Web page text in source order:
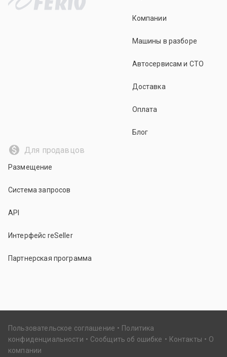
Компании
Машины в разборе
Автосервисам и СТО
Доставка
Оплата
Блог
Для продавцов
Размещение
Система запросов
API
Интерфейс reSeller
Партнерская программа
Пользовательское соглашение
Политика
конфиденциальности
Сообщить об ошибке Контакты
О
компании